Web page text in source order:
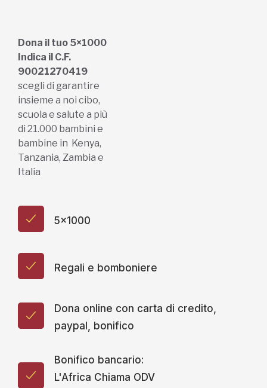
Dona il tuo 5×1000
Indica il C.F.
90021270419
scegli di garantire
insieme a noi cibo,
scuola e salute a più
di 21.000 bambini e
bambine in Kenya,
Tanzania, Zambia e
Italia
5x1000
Regali e bomboniere
Dona online con carta di credito,
paypal, bonifico
Bonifico bancario:
L'Africa Chiama ODV